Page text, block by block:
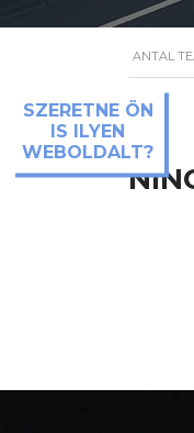
SZERETNE ÖN
IS ILYEN
WEBOLDALT?
ANTAL